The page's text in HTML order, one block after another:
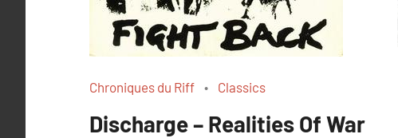
Chroniques du Riff Classics
Discharge – Realities Of War